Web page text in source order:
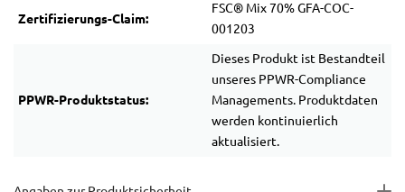
Zertifizierungs-Claim:
FSC® Mix 70% GFA-COC-
001203
PPWR-Produktstatus:
Dieses Produkt ist Bestandteil
unseres PPWR-Compliance
Managements. Produktdaten
werden kontinuierlich
aktualisiert.